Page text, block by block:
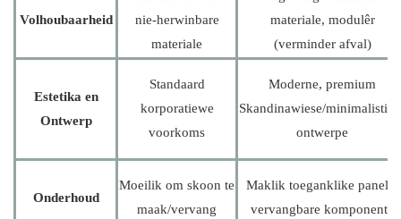
Volhoubaarheid
nie-herwinbare
materiale
materiale, modulêr
(verminder afval)
Estetika en
Ontwerp
Standaard
korporatiewe
voorkoms
Moderne, premium
Skandinawiese/
ontwerpe
Onderhoud
Moeilik om skoon te
maak/vervang
Maklik toeganklike panele,
vervangbare komponente